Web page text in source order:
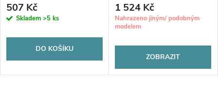
507 Kč
Skladem >5 ks
DO KOŠÍKU
1 524 Kč
Nahrazeno jiným/ podobným
modelem
ZOBRAZIT